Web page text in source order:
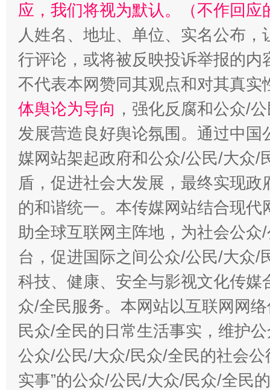
应，我们将视为默认。（不作回应
人姓名、地址、单位、实名公布
行评论，或将被反映投诉举报的
不代表本网赞同其观点和对其真实
体舆论为导向 ，强化反腐和公众/
发展营造良好舆论氛围。通过中
媒网站架起政府和公众/公民/大众/
盾，促进社会大发展，最终实现
的和谐统一。本传媒网站结合现
助全球互联网主阵地，为社会公
台，促进国际之间公众/公民/大众/
科技、健康、安全与影视文化传
众/全民服务。本网站以互联网网
民众/全民的日常生活事实，维护
公众/公民/大众/民众/全民的社会公
实事”的公众/公民/大众/民众/全民